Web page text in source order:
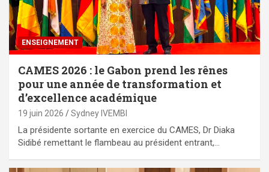
ENSEIGNEMENT
CAMES 2026 : le Gabon prend les rênes
pour une année de transformation et
d’excellence académique
19 juin 2026 Sydney IVEMBI
La présidente sortante en exercice du CAMES, Dr Diaka
Sidibé remettant le flambeau au président entrant,…